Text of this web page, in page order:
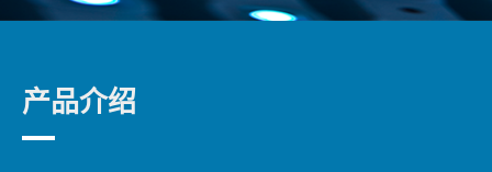
产品介绍